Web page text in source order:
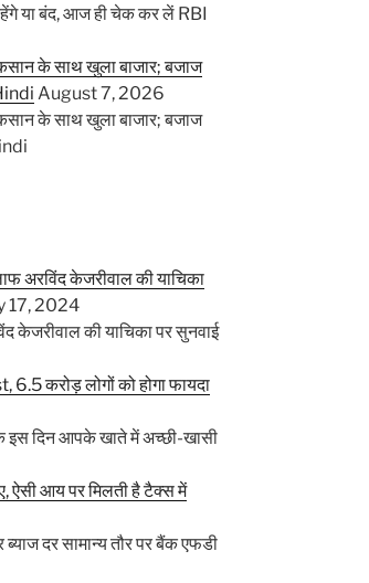
या बंद, आज ही चेक कर लें RBI
के साथ खुला बाजार; बजाज
August 7, 2026
के साथ खुला बाजार; बजाज
अरविंद केजरीवाल की याचिका
17, 2024
केजरीवाल की याचिका पर सुनवाई
करोड़ लोगों को होगा फायदा
इस दिन आपके खाते में अच्छी-खासी
ऐसी आय पर मिलती है टैक्स में
दर सामान्य तौर पर बैंक एफडी